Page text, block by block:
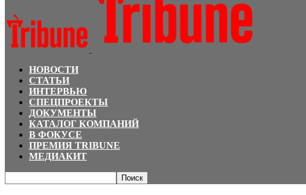
НОВОСТИ
СТАТЬИ
ИНТЕРВЬЮ
СПЕЦПРОЕКТЫ
ДОКУМЕНТЫ
КАТАЛОГ КОМПАНИЙ
В ФОКУСЕ
ПРЕМИЯ TRIBUNE
МЕДИАКИТ